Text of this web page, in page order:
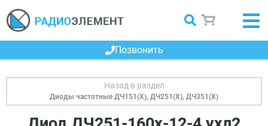
Позвонить
Диоды частотные ДЧ151(Х), ДЧ251(Х), ДЧ351(Х)